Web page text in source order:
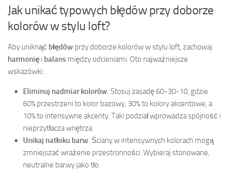
Jak unikać typowych błędów przy doborze
kolorów w stylu loft?
Aby uniknąć błędów przy doborze kolorów w stylu loft, zachowaj
harmonię i balans między odcieniami. Oto najważniejsze
wskazówki:
Eliminuj nadmiar kolorów . Stosuj zasadę 60-30-10, gdzie
60% przestrzeni to kolor bazowy, 30% to kolory akcentowe, a
10% to intensywne akcenty. Taki podział wprowadza spójność i
nieprzytłacza wnętrza.
Unikaj natłoku barw . Ściany w intensywnych kolorach mogą
zmniejszać wrażenie przestronności. Wybieraj stonowane,
neutralne barwy jako tło.